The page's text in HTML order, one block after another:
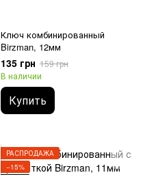
Ключ комбинированный
Birzman, 12мм
135 грн 159 грн
В наличии
Купить
РАСПРОДАЖА
−15%